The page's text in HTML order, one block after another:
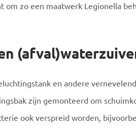
om zo een maatwerk Legionella
en andere
zijn gemonteerd om
ook verspreid worden,